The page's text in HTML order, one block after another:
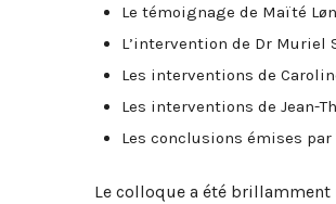
Le témoignage de Maïté
L’intervention de Dr Muriel
Les interventions de
Les interventions de Jean-
Les conclusions émises par
Le colloque a été brillamment